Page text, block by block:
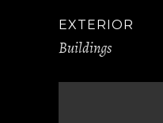
EXTERIOR
Buildings